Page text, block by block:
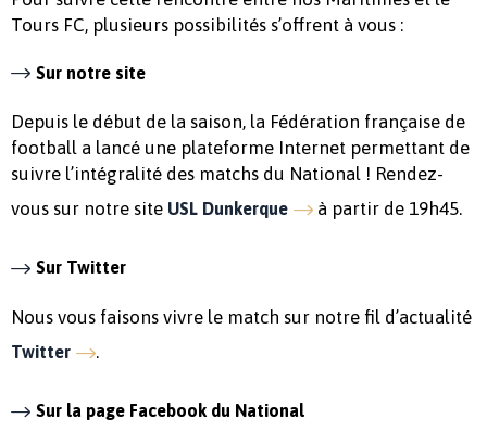
Tours FC, plusieurs possibilités s’offrent à vous :
Sur notre site
Depuis le début de la saison, la Fédération française de
football a lancé une plateforme Internet permettant de
suivre l’intégralité des matchs du National ! Rendez-
vous sur notre site USL Dunkerque à partir de 19h45.
Sur Twitter
Nous vous faisons vivre le match sur notre fil d’actualité
Twitter .
Sur la page Facebook du National